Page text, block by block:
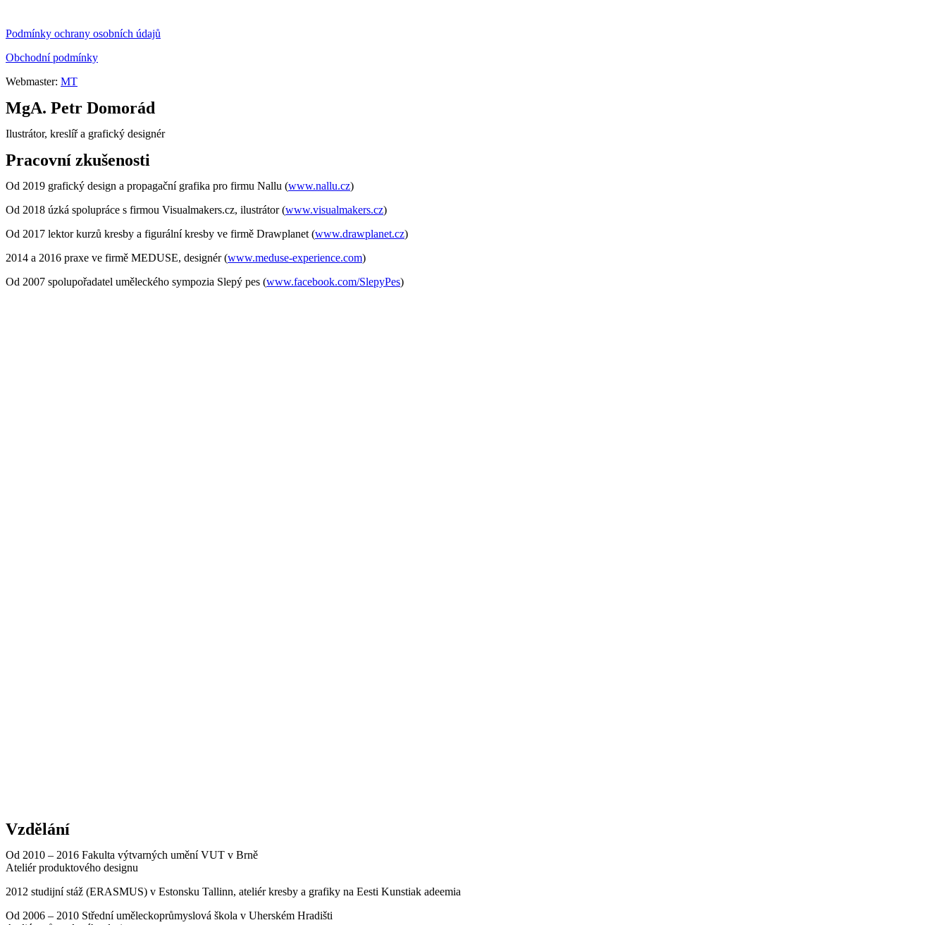
Podmínky ochrany osobních údajů
Obchodní podmínky
Webmaster: MT
MgA. Petr Domorád
Ilustrátor, kreslíř a grafický designér
Pracovní zkušenosti
Od 2019 grafický design a propagační grafika pro firmu Nallu (www.nallu.cz)
Od 2018 úzká spolupráce s firmou Visualmakers.cz, ilustrátor (www.visualmakers.cz)
Od 2017 lektor kurzů kresby a figurální kresby ve firmě Drawplanet (www.drawplanet.cz)
2014 a 2016 praxe ve firmě MEDUSE, designér (www.meduse-experience.com)
Od 2007 spolupořadatel uměleckého sympozia Slepý pes (www.facebook.com/SlepyPes)
Vzdělání
Od 2010 – 2016 Fakulta výtvarných umění VUT v Brně
Ateliér produktového designu
2012 studijní stáž (ERASMUS) v Estonsku Tallinn, ateliér kresby a grafiky na Eesti Kunstiak adeemia
Od 2006 – 2010 Střední uměleckoprůmyslová škola v Uherském Hradišti